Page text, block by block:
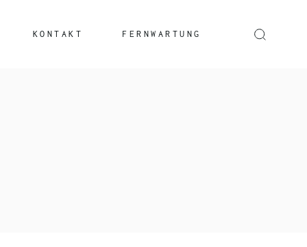
KONTAKT FERNWARTUNG